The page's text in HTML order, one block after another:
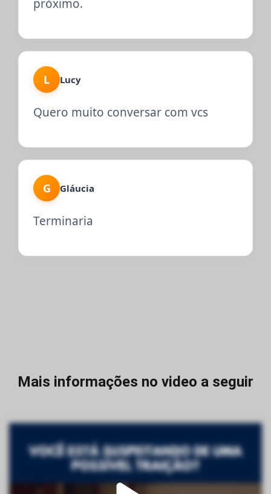
próximo.
L Lucy
Quero muito conversar com vcs
G Gláucia
Terminaria
Mais informações no video a seguir